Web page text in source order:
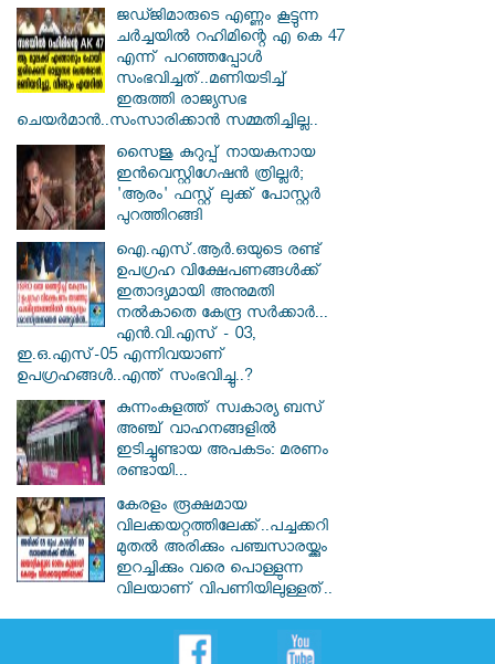
ജഡ്ജിമാരുടെ എണ്ണം കൂട്ടുന്ന
ചർച്ചയിൽ റഹിമിന്റെ എ കെ 47
എന്ന് പറഞ്ഞപ്പോൾ
സംഭവിച്ചത്..മണിയടിച്ച്
ഇരുത്തി രാജ്യസഭ
ചെയർമാൻ..സംസാരിക്കാൻ സമ്മതിച്ചില്ല..
സൈജു കുറുപ്പ് നായകനായ
ഇൻവെസ്റ്റിഗേഷൻ ത്രില്ലർ;
'ആരം' ഫസ്റ്റ് ലുക്ക് പോസ്റ്റർ
പുറത്തിറങ്ങി
ഐ.എസ്.ആർ.ഒയുടെ രണ്ട്
ഉപഗ്രഹ വിക്ഷേപണങ്ങൾക്ക്
ഇതാദ്യമായി അനുമതി
നൽകാതെ കേന്ദ്ര സർക്കാർ...
എൻ.വി.എസ് - 03,
ഇ.ഒ.എസ്-05 എന്നിവയാണ്
ഉപഗ്രഹങ്ങൾ..എന്ത് സംഭവിച്ചു..?
കുന്നംകുളത്ത് സ്വകാര്യ ബസ്
അഞ്ച് വാഹനങ്ങളിൽ
ഇടിച്ചുണ്ടായ അപകടം: മരണം
രണ്ടായി...
കേരളം രൂക്ഷമായ
വിലക്കയറ്റത്തിലേക്ക്..പച്ചക്കറി
മുതൽ അരിക്കും പഞ്ചസാരയ്ക്കും
ഇറച്ചിക്കും വരെ പൊള്ളുന്ന
വിലയാണ് വിപണിയിലുള്ളത്..